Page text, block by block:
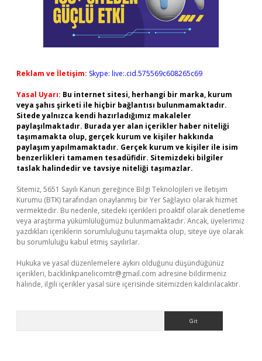
Reklam ve İletişim: Skype: live:.cid.575569c608265c69
Yasal Uyarı: Bu internet sitesi, herhangi bir marka, kurum
veya şahıs şirketi ile hiçbir bağlantısı bulunmamaktadır.
Sitede yalnızca kendi hazırladığımız makaleler
paylaşılmaktadır. Burada yer alan içerikler haber niteliği
taşımamakta olup, gerçek kurum ve kişiler hakkında
paylaşım yapılmamaktadır. Gerçek kurum ve kişiler ile isim
benzerlikleri tamamen tesadüfidir. Sitemizdeki bilgiler
taslak halindedir ve tavsiye niteliği taşımazlar.
Sitemiz, 5651 Sayılı Kanun gereğince Bilgi Teknolojileri ve İletişim
Kurumu (BTK) tarafından onaylanmış bir Yer Sağlayıcı olarak hizmet
vermektedir. Bu nedenle, sitedeki içerikleri proaktif olarak denetleme
veya araştırma yükümlülüğümüz bulunmamaktadır. Ancak, üyelerimiz
yazdıkları içeriklerin sorumluluğunu taşımakta olup, siteye üye olarak
bu sorumluluğu kabul etmiş sayılırlar.
Hukuka ve yasal düzenlemelere aykırı olduğunu düşündüğünüz
içerikleri, backlinkpanelicomtr@gmail.com adresine bildirmeniz
halinde, ilgili içerikler yasal süre içerisinde sitemizden kaldırılacaktır.